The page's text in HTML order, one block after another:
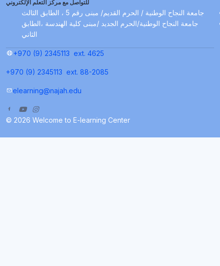
للتواصل مع مركز التعلم الإلكتروني
جامعة النجاح الوطنية / الحرم القديم/ مبنى رقم 5 ، الطابق الثالث
جامعة النجاح الوطنية/الحرم الجديد /مبنى كلية الهندسة ،الطابق
الثاني
+970 (9) 2345113 ext. 4625
+970 (9) 2345113 ext. 88-2085
elearning@najah.edu
© 2026 Welcome to E-learning Center